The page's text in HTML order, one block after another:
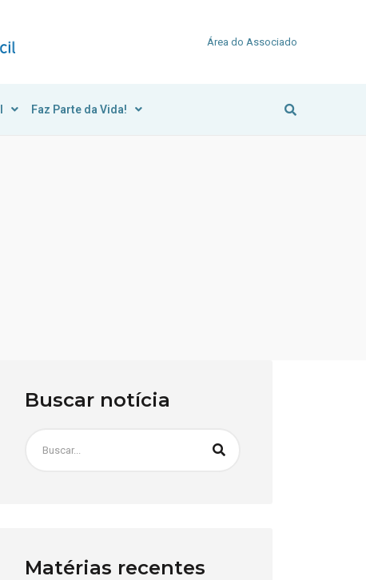
Área do Associado
Faz Parte da Vida!
Buscar notícia
Matérias recentes